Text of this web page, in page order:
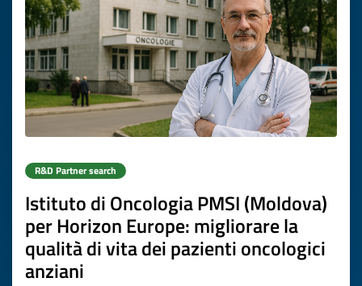
R&D Partner search
Istituto di Oncologia PMSI (Moldova)
per Horizon Europe: migliorare la
qualità di vita dei pazienti oncologici
anziani